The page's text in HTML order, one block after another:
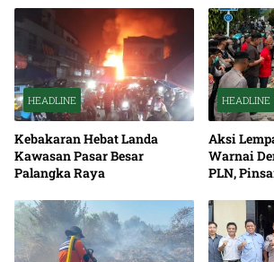
HEADLINE
Kebakaran Hebat Landa
Kawasan Pasar Besar
Palangka Raya
HEADLINE
Aksi
Warnai
PLN,